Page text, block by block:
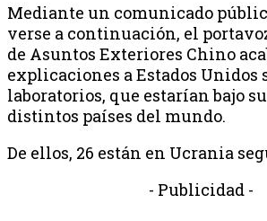
Mediante un comunicado
verse a continuación, el
de Asuntos Exteriores Chino
explicaciones a Estados Unidos
laboratorios, que estarían bajo
distintos países del mundo.
De ellos, 26 están en Ucrania
- Publicidad -